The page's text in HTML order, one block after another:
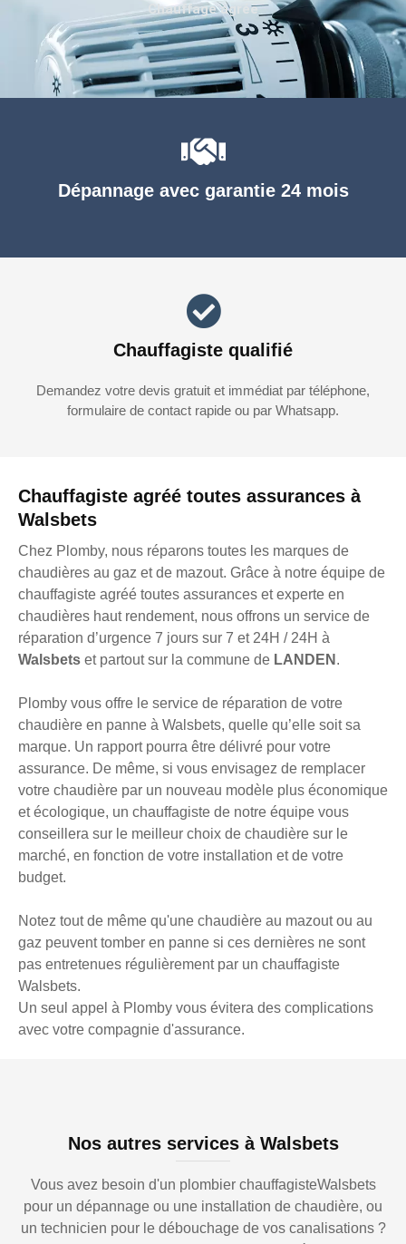
Chauffagiste agréé toutes assurances à
Walsbets
Chez Plomby, nous réparons toutes les marques de
chaudières au gaz et de mazout. Grâce à notre équipe de
chauffagiste agréé toutes assurances et experte en
chaudières haut rendement, nous offrons un service de
réparation d’urgence 7 jours sur 7 et 24H / 24H à
Walsbets et partout sur la commune de LANDEN .
Plomby vous offre le service de réparation de votre
chaudière en panne à Walsbets, quelle qu’elle soit sa
marque. Un rapport pourra être délivré pour votre
assurance. De même, si vous envisagez de remplacer
votre chaudière par un nouveau modèle plus économique
et écologique, un chauffagiste de notre équipe vous
conseillera sur le meilleur choix de chaudière sur le
marché, en fonction de votre installation et de votre
budget.
Notez tout de même qu'une chaudière au mazout ou au
gaz peuvent tomber en panne si ces dernières ne sont
pas entretenues régulièrement par un chauffagiste
Walsbets.
Un seul appel à Plomby vous évitera des complications
avec votre compagnie d'assurance.
Dépannage avec garantie 24 mois
Chauffagiste qualifié
Demandez votre devis gratuit et immédiat par téléphone,
formulaire de contact rapide ou par Whatsapp.
Chauffage agréé
Nos autres services à Walsbets
Vous avez besoin d'un plombier chauffagisteWalsbets
pour un dépannage ou une installation de chaudière, ou
un technicien pour le débouchage de vos canalisations ?